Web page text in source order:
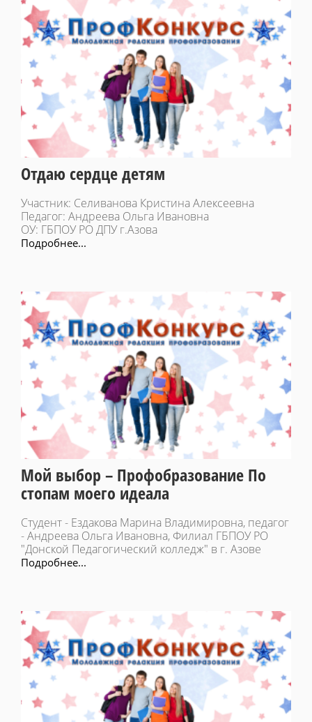
Отдаю сердце детям
Участник: Селиванова Кристина Алексеевна
Педагог: Андреева Ольга Ивановна
ОУ: ГБПОУ РО ДПУ г.Азова
Подробнее...
Мой выбор – Профобразование По
стопам моего идеала
Студент - Ездакова Марина Владимировна, педагог
- Андреева Ольга Ивановна, Филиал ГБПОУ РО
"Донской Педагогический колледж" в г. Азове
Подробнее...